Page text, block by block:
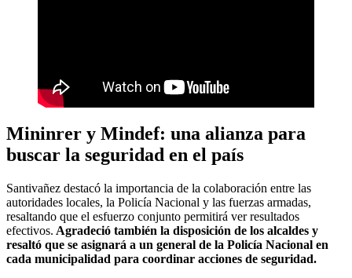
Mininrer y Mindef: una alianza para
buscar la seguridad en el país
Santivañez destacó la importancia de la colaboración entre las
autoridades locales, la Policía Nacional y las fuerzas armadas,
resaltando que el esfuerzo conjunto permitirá ver resultados
efectivos. Agradeció también la disposición de los alcaldes y
resaltó que se asignará a un general de la Policía Nacional en
cada municipalidad para coordinar acciones de seguridad.